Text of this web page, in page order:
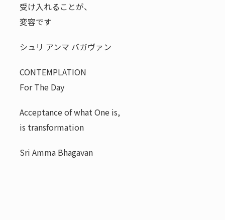
受け入れることが、
変容です
シュリ アンマ バガヴァン
CONTEMPLATION
For The Day
Acceptance of what One is,
is transformation
Sri Amma Bhagavan